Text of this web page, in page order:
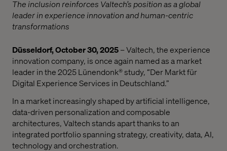
The inclusion reinforces Valtech’s position as a global
leader in experience innovation and human-centric
transformations
Düsseldorf, October 30, 2025– Valtech, the experience
innovation company, is once again named as a market
leader in the 2025 Lünendonk® study, “Der Markt für
Digital Experience Services in Deutschland.”
In a market increasingly shaped by artificial intelligence,
data-driven personalization and composable
architectures, Valtech stands apart thanks to an
integrated portfolio spanning strategy, creativity, data, AI,
technology and orchestration.